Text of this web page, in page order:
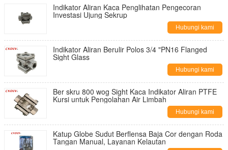
Indikator Aliran Kaca Penglihatan Pengecoran
Investasi Ujung Sekrup
Hubungi kami
Indikator Aliran Berulir Polos 3/4 "PN16 Flanged
Sight Glass
Hubungi kami
Ber skru 800 wog Sight Kaca Indikator Aliran PTFE
Kursi untuk Pengolahan Air Limbah
Hubungi kami
Katup Globe Sudut Berflensa Baja Cor dengan Roda
Tangan Manual, Layanan Kelautan